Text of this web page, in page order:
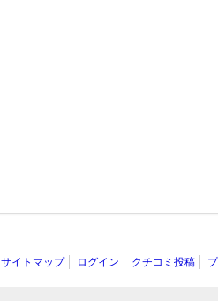
サイトマップ ログイン クチコミ投稿